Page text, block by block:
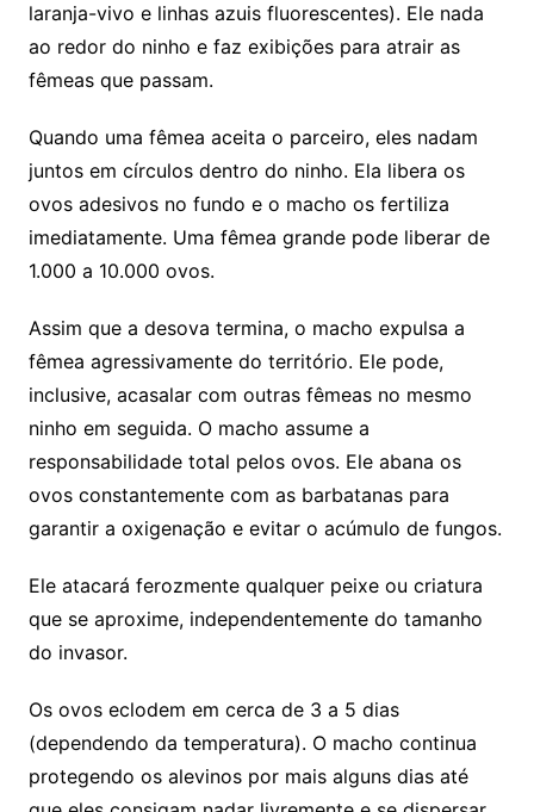
laranja-vivo e linhas azuis fluorescentes). Ele nada
ao redor do ninho e faz exibições para atrair as
fêmeas que passam.
Quando uma fêmea aceita o parceiro, eles nadam
juntos em círculos dentro do ninho. Ela libera os
ovos adesivos no fundo e o macho os fertiliza
imediatamente. Uma fêmea grande pode liberar de
1.000 a 10.000 ovos.
Assim que a desova termina, o macho expulsa a
fêmea agressivamente do território. Ele pode,
inclusive, acasalar com outras fêmeas no mesmo
ninho em seguida. O macho assume a
responsabilidade total pelos ovos. Ele abana os
ovos constantemente com as barbatanas para
garantir a oxigenação e evitar o acúmulo de fungos.
Ele atacará ferozmente qualquer peixe ou criatura
que se aproxime, independentemente do tamanho
do invasor.
Os ovos eclodem em cerca de 3 a 5 dias
(dependendo da temperatura). O macho continua
protegendo os alevinos por mais alguns dias até